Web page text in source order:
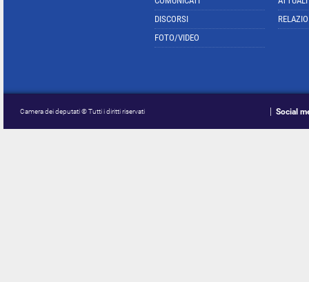
DISCORSI
FOTO/VIDEO
Camera dei deputati © Tutti i diritti riservati Social